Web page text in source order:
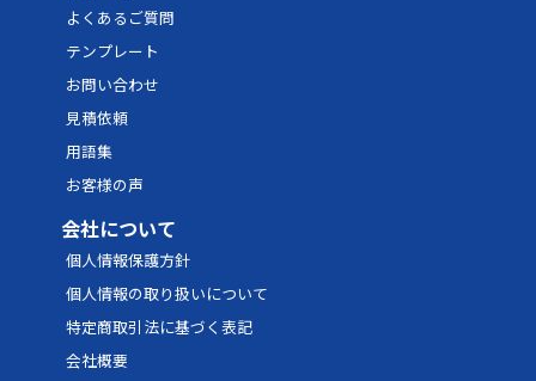
よくあるご質問
テンプレート
お問い合わせ
見積依頼
用語集
お客様の声
会社について
個人情報保護方針
個人情報の取り扱いについて
特定商取引法に基づく表記
会社概要